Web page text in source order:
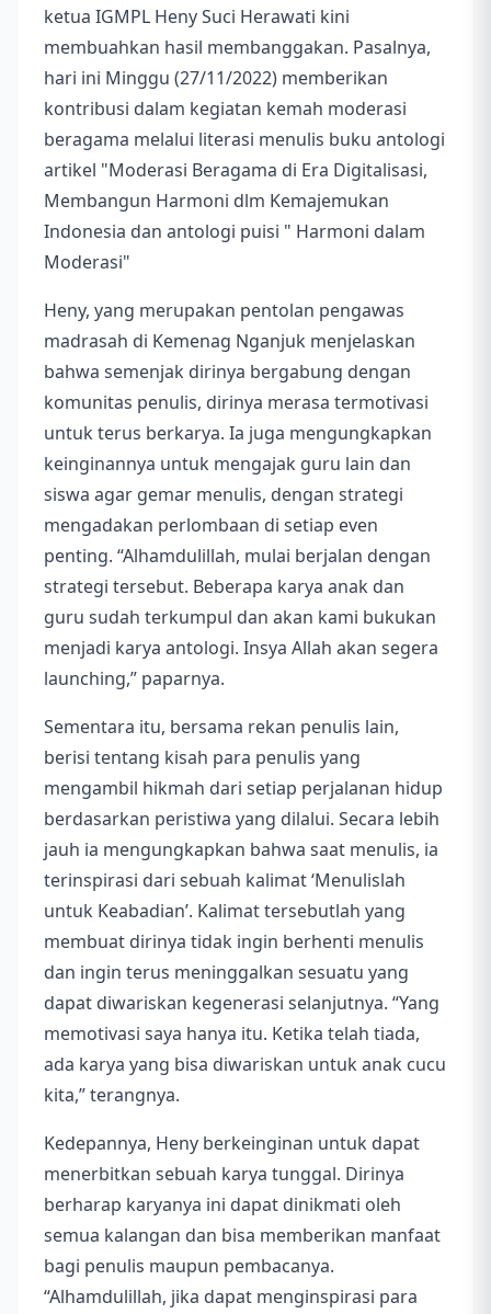
ketua IGMPL Heny Suci Herawati kini
membuahkan hasil membanggakan. Pasalnya,
hari ini Minggu (27/11/2022) memberikan
kontribusi dalam kegiatan kemah moderasi
beragama melalui literasi menulis buku antologi
artikel "Moderasi Beragama di Era Digitalisasi,
Membangun Harmoni dlm Kemajemukan
Indonesia dan antologi puisi " Harmoni dalam
Moderasi"
Heny, yang merupakan pentolan pengawas
madrasah di Kemenag Nganjuk menjelaskan
bahwa semenjak dirinya bergabung dengan
komunitas penulis, dirinya merasa termotivasi
untuk terus berkarya. Ia juga mengungkapkan
keinginannya untuk mengajak guru lain dan
siswa agar gemar menulis, dengan strategi
mengadakan perlombaan di setiap even
penting. “Alhamdulillah, mulai berjalan dengan
strategi tersebut. Beberapa karya anak dan
guru sudah terkumpul dan akan kami bukukan
menjadi karya antologi. Insya Allah akan segera
launching,” paparnya.
Sementara itu, bersama rekan penulis lain,
berisi tentang kisah para penulis yang
mengambil hikmah dari setiap perjalanan hidup
berdasarkan peristiwa yang dilalui. Secara lebih
jauh ia mengungkapkan bahwa saat menulis, ia
terinspirasi dari sebuah kalimat ‘Menulislah
untuk Keabadian’. Kalimat tersebutlah yang
membuat dirinya tidak ingin berhenti menulis
dan ingin terus meninggalkan sesuatu yang
dapat diwariskan kegenerasi selanjutnya. “Yang
memotivasi saya hanya itu. Ketika telah tiada,
ada karya yang bisa diwariskan untuk anak cucu
kita,” terangnya.
Kedepannya, Heny berkeinginan untuk dapat
menerbitkan sebuah karya tunggal. Dirinya
berharap karyanya ini dapat dinikmati oleh
semua kalangan dan bisa memberikan manfaat
bagi penulis maupun pembacanya.
“Alhamdulillah, jika dapat menginspirasi para